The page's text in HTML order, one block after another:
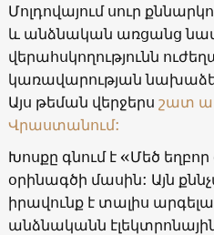
Մոլդովայում սուր
և անձնական առցանց
վերահսկողությունն
կառավարության
Այս թեման վերջերս շատ
Վրաստանում:
Խոսքը գնում է «Մեծ
օրինագծի մասին: Այն
իրավունք է տալիս
անձնականն